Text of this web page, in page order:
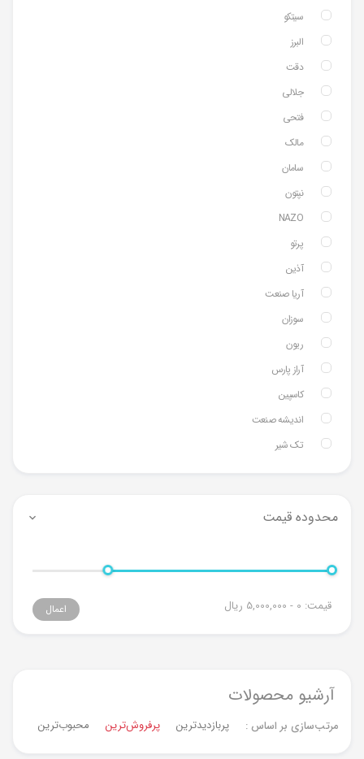
سیتکو
البرز
دقت
جلالی
فتحی
مالک
سامان
نپتون
NAZO
پرتو
آذین
آریا صنعت
سوزان
ریون
آراز پارس
کاسپین
اندیشه صنعت
تک شیر
محدوده قیمت
قیمت: 0 - 5,000,000 ریال اعمال
آرشیو محصولات
مرتب‌سازی بر اساس : پربازدیدترین پرفروش‌ترین‌ محبوب‌ترین